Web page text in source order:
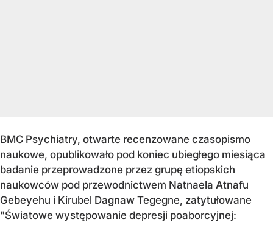
BMC Psychiatry, otwarte recenzowane czasopismo
naukowe, opublikowało pod koniec ubiegłego miesiąca
badanie przeprowadzone przez grupę etiopskich
naukowców pod przewodnictwem Natnaela Atnafu
Gebeyehu i Kirubel Dagnaw Tegegne, zatytułowane
"Światowe występowanie depresji poaborcyjnej: